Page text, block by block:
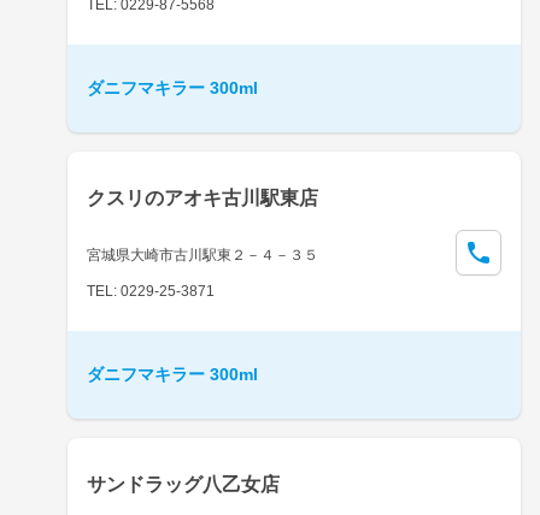
TEL: 0229-87-5568
ダニフマキラー 300ml
クスリのアオキ古川駅東店
宮城県大崎市古川駅東２－４－３５
TEL: 0229-25-3871
ダニフマキラー 300ml
サンドラッグ八乙女店